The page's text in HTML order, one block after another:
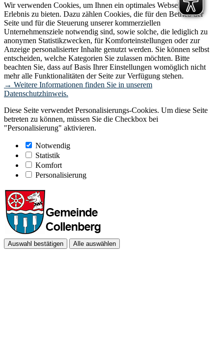
Wir verwenden Cookies, um Ihnen ein optimales Webseiten-
Erlebnis zu bieten. Dazu zählen Cookies, die für den Betrieb der
Seite und für die Steuerung unserer kommerziellen
Unternehmensziele notwendig sind, sowie solche, die lediglich zu
anonymen Statistikzwecken, für Komforteinstellungen oder zur
Anzeige personalisierter Inhalte genutzt werden. Sie können selbst
entscheiden, welche Kategorien Sie zulassen möchten. Bitte
beachten Sie, dass auf Basis Ihrer Einstellungen womöglich nicht
mehr alle Funktionalitäten der Seite zur Verfügung stehen.
→ Weitere Informationen finden Sie in unserem
Datenschutzhinweis.
Diese Seite verwendet Personalisierungs-Cookies. Um diese Seite
betreten zu können, müssen Sie die Checkbox bei
"Personalisierung" aktivieren.
Notwendig
Statistik
Komfort
Personalisierung
Auswahl bestätigen Alle auswählen